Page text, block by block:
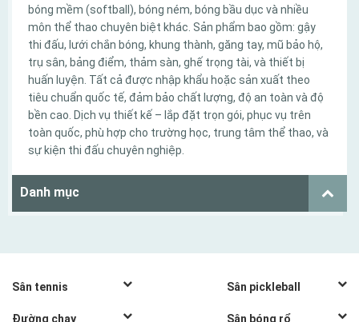
bóng mềm (softball), bóng ném, bóng bầu dục và nhiều
môn thể thao chuyên biệt khác. Sản phẩm bao gồm: gậy
thi đấu, lưới chắn bóng, khung thành, găng tay, mũ bảo hộ,
trụ sân, bảng điểm, thảm sàn, ghế trọng tài, và thiết bị
huấn luyện. Tất cả được nhập khẩu hoặc sản xuất theo
tiêu chuẩn quốc tế, đảm bảo chất lượng, độ an toàn và độ
bền cao. Dịch vụ thiết kế – lắp đặt trọn gói, phục vụ trên
toàn quốc, phù hợp cho trường học, trung tâm thể thao, và
sự kiện thi đấu chuyên nghiệp.
Danh mục
Sân tennis
Sân pickleball
Đường chạy
Sân bóng rổ